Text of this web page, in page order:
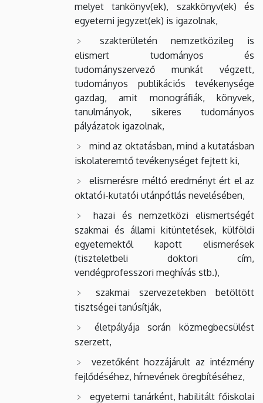
melyet tankönyv(ek), szakkönyv(ek) és
egyetemi jegyzet(ek) is igazolnak,
szakterületén nemzetközileg is
elismert tudományos és
tudományszervező munkát végzett,
tudományos publikációs tevékenysége
gazdag, amit monográfiák, könyvek,
tanulmányok, sikeres tudományos
pályázatok igazolnak,
mind az oktatásban, mind a kutatásban
iskolateremtő tevékenységet fejtett ki,
elismerésre méltó eredményt ért el az
oktatói-kutatói utánpótlás nevelésében,
hazai és nemzetközi elismertségét
szakmai és állami kitüntetések, külföldi
egyetemektől kapott elismerések
(tiszteletbeli doktori cím,
vendégprofesszori meghívás stb.),
szakmai szervezetekben betöltött
tisztségei tanúsítják,
életpályája során közmegbecsülést
szerzett,
vezetőként hozzájárult az intézmény
fejlődéséhez, hírnevének öregbítéséhez,
egyetemi tanárként, habilitált főiskolai